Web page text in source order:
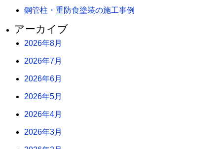
鋼管柱・重防食塗装の施工事例
アーカイブ
2026年8月
2026年7月
2026年6月
2026年5月
2026年4月
2026年3月